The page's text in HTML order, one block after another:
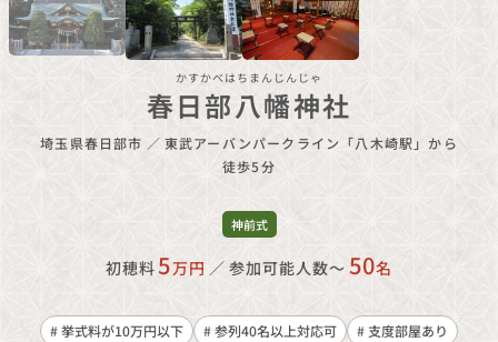
かすかべはちまんじんじゃ
春日部八幡神社
埼玉県春日部市 ／ 東武アーバンパークライン「八木崎駅」から
徒歩5分
神前式
初穂料5万円 ／ 参加可能人数〜 50名
# 挙式料が10万円以下 # 参列40名以上対応可
# 支度部屋あり